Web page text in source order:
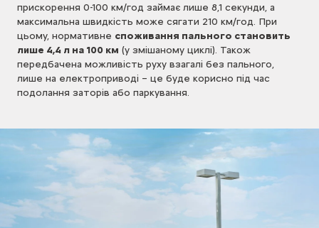
прискорення 0-100 км/год займає лише 8,1 секунди, а
максимальна швидкість може сягати 210 км/год. При
цьому, нормативне споживання пального становить
лише 4,4 л на 100 км (у змішаному циклі). Також
передбачена можливість руху взагалі без пального,
лише на електроприводі – це буде корисно під час
подолання заторів або паркування.